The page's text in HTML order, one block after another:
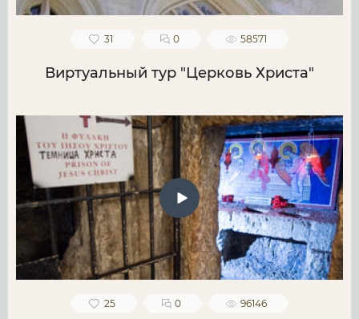
31 0 58571
Виртуальный тур "Церковь Христа"
25 0 96146